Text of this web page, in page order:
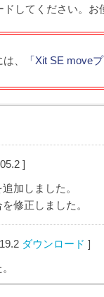
してください。
、 「Xit SE move
]
加しました。
修正しました。
ダウンロード ]